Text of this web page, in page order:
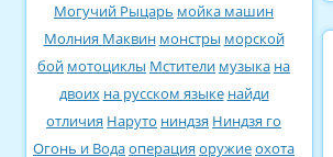
Могучий Рыцарь мойка машин
Молния Маквин монстры морской
бой мотоциклы Мстители музыка на
двоих на русском языке найди
отличия Наруто ниндзя Ниндзя го
Огонь и Водаоперация оружиеохота